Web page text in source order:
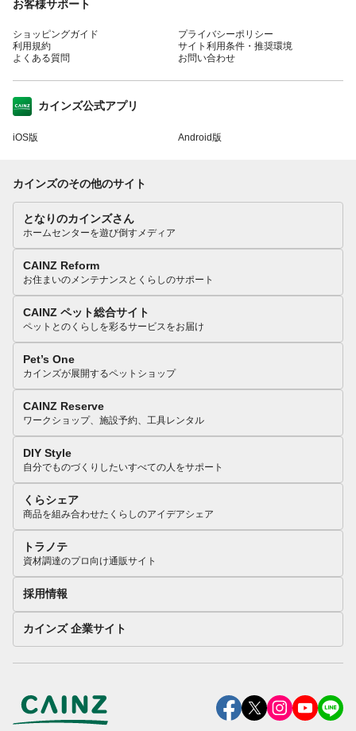
お客様サポート
ショッピングガイド
利用規約
よくある質問
プライバシーポリシー
サイト利用条件・推奨環境
お問い合わせ
カインズ公式アプリ
iOS版 Android版
カインズのその他のサイト
となりのカインズさん
ホームセンターを遊び倒すメディア
CAINZ Reform
お住まいのメンテナンスとくらしのサポート
CAINZ ペット総合サイト
ペットとのくらしを彩るサービスをお届け
Pet’s One
カインズが展開するペットショップ
CAINZ Reserve
ワークショップ、施設予約、工具レンタル
DIY Style
自分でものづくりしたいすべての人をサポート
くらシェア
商品を組み合わせたくらしのアイデアシェア
トラノテ
資材調達のプロ向け通販サイト
採用情報
カインズ 企業サイト